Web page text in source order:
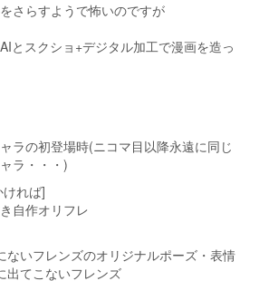
さらすようで怖いのですが
とスクショ+デジタル加工で漫画を造っ
ラの初登場時(ニコマ目以降永遠に同じ
ラ・・・)
れば]
自作オリフレ
ないフレンズのオリジナルポーズ・表情
出てこないフレンズ